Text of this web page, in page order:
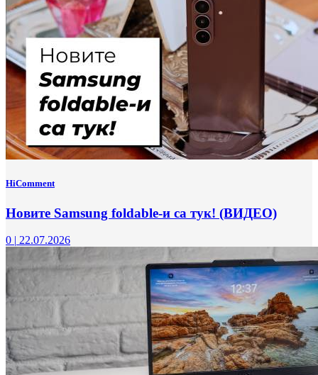
HiComment
Новите Samsung foldable-и са тук! (ВИДЕО)
0 | 22.07.2026